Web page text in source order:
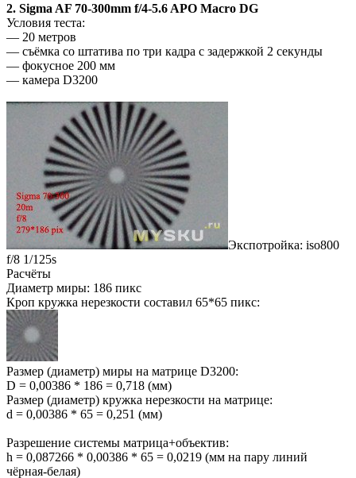
2. Sigma AF 70-300mm f/4-5.6 APO Macro DG
Условия теста:
— 20 метров
— съёмка со штатива по три кадра с задержкой 2 секунды
— фокусное 200 мм
— камера D3200
Экспотройка: iso800
f/8 1/125s
Расчёты
Диаметр миры: 186 пикс
Кроп кружка нерезкости составил 65*65 пикс:
Размер (диаметр) миры на матрице D3200:
D = 0,00386 * 186 = 0,718 (мм)
Размер (диаметр) кружка нерезкости на матрице:
d = 0,00386 * 65 = 0,251 (мм)
Разрешение системы матрица+объектив:
h = 0,087266 * 0,00386 * 65 = 0,0219 (мм на пару линий
чёрная-белая)